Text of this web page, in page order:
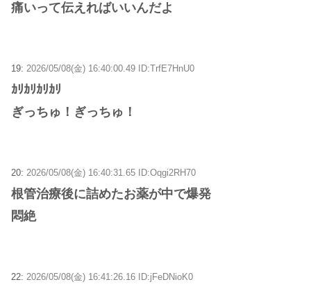
痛いって伝えればいいんだよ
19: 2026/05/08(金) 16:40:00.49 ID:TrfE7HnU0
ｶﾘｶﾘｶﾘｶﾘ
ぎっちゅ！ぎっちゅ！
20: 2026/05/08(金) 16:40:31.65 ID:Oqgi2RH70
根管治療後に詰めたお薬が中で爆発
悶絶
22: 2026/05/08(金) 16:41:26.16 ID:jFeDNioK0